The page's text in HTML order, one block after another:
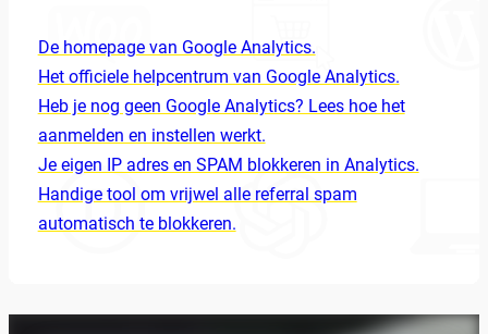
De homepage van Google Analytics.
Het officiele helpcentrum van Google Analytics.
Heb je nog geen Google Analytics? Lees hoe het
aanmelden en instellen werkt.
Je eigen IP adres en SPAM blokkeren in Analytics.
Handige tool om vrijwel alle referral spam
automatisch te blokkeren.